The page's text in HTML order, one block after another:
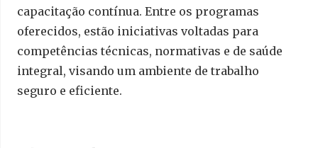
capacitação contínua. Entre os programas
oferecidos, estão iniciativas voltadas para
competências técnicas, normativas e de saúde
integral, visando um ambiente de trabalho
seguro e eficiente.